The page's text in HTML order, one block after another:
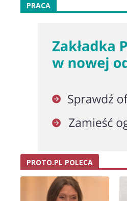
PRACA
PROTO.PL POLECA